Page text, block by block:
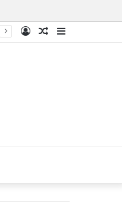
Barra
Artigo
Entrar